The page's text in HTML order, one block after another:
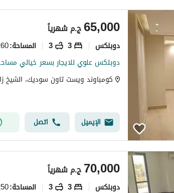
ج.م65,000 شهرياً
دوبلكس 3
3 المساحة:
260
كومباوند ويست تاون سوديك، الشيخ
الإيميل اتصل
ج.م70,000 شهرياً
دوبلكس 3
3 المساحة:
250